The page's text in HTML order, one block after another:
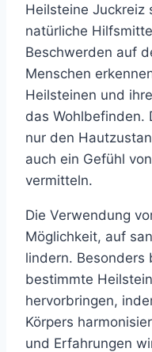
Heilsteine Juckreiz
natürliche
Beschwerden auf
Menschen
Heilsteinen und
das Wohlbefinden.
nur den
auch ein Gefühl
vermitteln.
Die Verwendung
Möglichkeit, auf
lindern. Besonders
bestimmte
hervorbringen,
Körpers
und Erfahrungen